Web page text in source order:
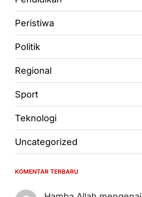
Peristiwa
Politik
Regional
Sport
Teknologi
Uncategorized
KOMENTAR TERBARU